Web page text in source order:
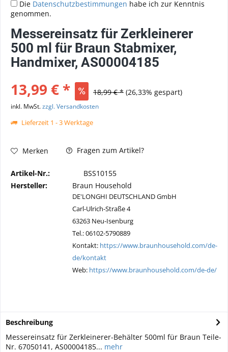
Die Datenschutzbestimmungen habe ich zur Kenntnis
genommen.
Messereinsatz für Zerkleinerer
500 ml für Braun Stabmixer,
Handmixer, AS00004185
13,99 € * 18,99 € * (26,33% gespart)
inkl. MwSt.zzgl. Versandkosten
Lieferzeit 1 - 3 Werktage
Merken Fragen zum Artikel?
Artikel-Nr.:
BSS10155
Hersteller:
Braun Household
DE'LONGHI DEUTSCHLAND GmbH
Carl-Ulrich-Straße 4
63263 Neu-Isenburg
Tel.: 06102-5790889
Kontakt: https://www.braunhousehold.com/de-
de/kontakt
Web: https://www.braunhousehold.com/de-de/
Beschreibung
Messereinsatz für Zerkleinerer-Behälter 500ml für Braun Teile-
Nr. 67050141, AS00004185... mehr